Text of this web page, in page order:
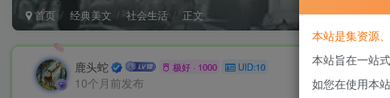
首页 经典美文 社会生活 正文
鹿头蛇 极好 · 1000 UID:10
10个月前发布
本站是集资源
本站旨在一站
如您在使用本